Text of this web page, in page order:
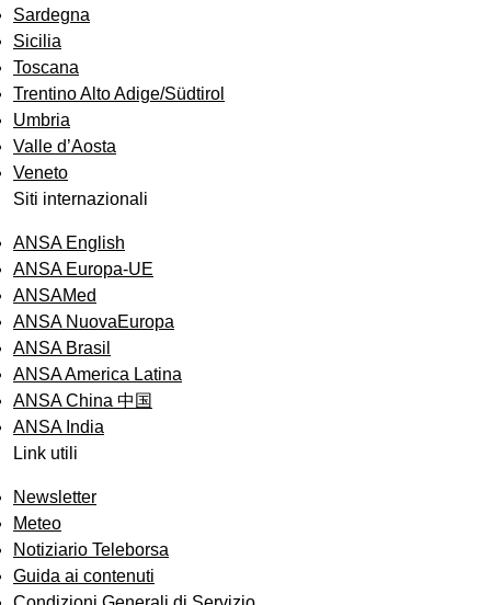
Sardegna
Sicilia
Toscana
Trentino Alto Adige/Südtirol
Umbria
Valle d’Aosta
Veneto
Siti internazionali
ANSA English
ANSA Europa-UE
ANSAMed
ANSA NuovaEuropa
ANSA Brasil
ANSA America Latina
ANSA China 中国
ANSA India
Link utili
Newsletter
Meteo
Notiziario Teleborsa
Guida ai contenuti